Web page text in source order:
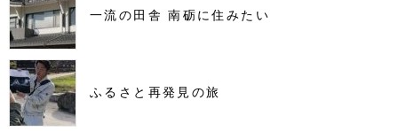
一流の田舎 南砺に住みたい
ふるさと再発見の旅